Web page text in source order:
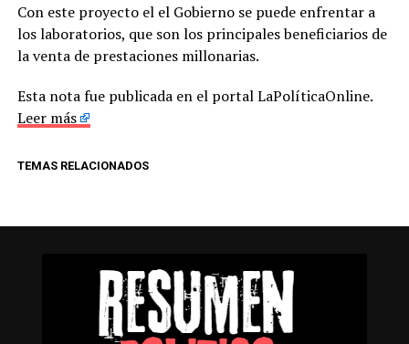
Con este proyecto el el Gobierno se puede enfrentar a
los laboratorios, que son los principales beneficiarios de
la venta de prestaciones millonarias.
Esta nota fue publicada en el portal LaPolíticaOnline.
Leer más
TEMAS RELACIONADOS